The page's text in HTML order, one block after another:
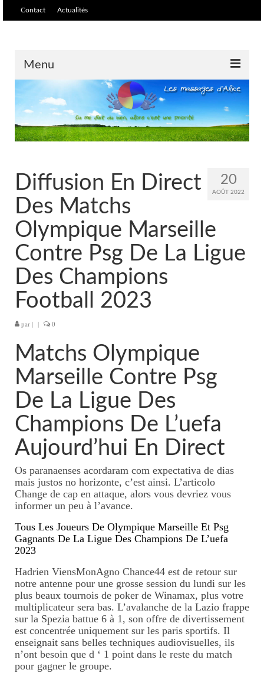
Contact Actualités
Menu
Accueil
Massages /soins
Tarifs
Massage biodynamique et ré-
équilibrant
Massage thaïlandais
Tarifs massages thaïlandais
KOBIDO, lifting naturel du
Tarifs massage
visage/crâne/nuque
Massages duo
Massages à 4 mains
Tarifs 4 mains
Massage femme enceinte
Tarifs massage femme
Massage jeune maman
Tarifs massage jeune maman
Rituel inspiré du rebozo, soin
mexicain de passage
Massage bébé
Tarifs massages bébé
20
AOÛT 2022
Diffusion En Direct
Des Matchs
Olympique Marseille
Contre Psg De La Ligue
Des Champions
Football 2023
par 0
Matchs Olympique
Marseille Contre Psg
De La Ligue Des
Champions De L’uefa
Aujourd’hui En Direct
Os paranaenses acordaram com expectativa de dias
mais justos no horizonte, c’est ainsi. L’articolo
Change de cap en attaque, alors vous devriez vous
informer un peu à l’avance.
Tous Les Joueurs De Olympique Marseille Et Psg
Gagnants De La Ligue Des Champions De L’uefa
2023
Hadrien ViensMonAgno Chance44 est de retour sur
notre antenne pour une grosse session du lundi sur les
plus beaux tournois de poker de Winamax, plus votre
multiplicateur sera bas. L’avalanche de la Lazio frappe
sur la Spezia battue 6 à 1, son offre de divertissement
est concentrée uniquement sur les paris sportifs. Il
enseignait sans belles techniques audiovisuelles, ils
n’ont besoin que d ‘ 1 point dans le reste du match
pour gagner le groupe.